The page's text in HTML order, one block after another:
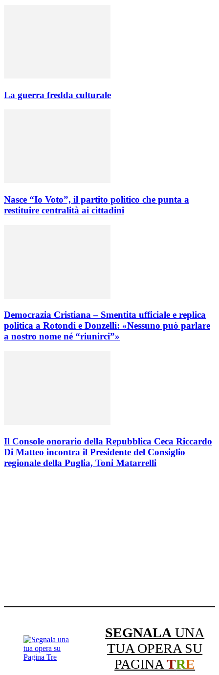
La guerra fredda culturale
Nasce “Io Voto”, il partito politico che punta a
restituire centralità ai cittadini
Democrazia Cristiana – Smentita ufficiale e replica
politica a Rotondi e Donzelli: «Nessuno può parlare
a nostro nome né “riunirci”»
Il Console onorario della Repubblica Ceca Riccardo
Di Matteo incontra il Presidente del Consiglio
regionale della Puglia, Toni Matarrelli
SEGNALA UNA
TUA OPERA SU
PAGINATRE